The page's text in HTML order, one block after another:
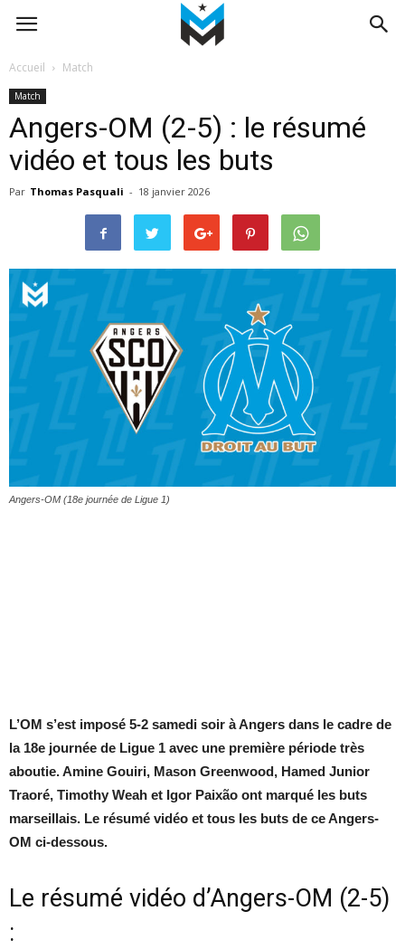
Accueil Match
Match
Angers-OM (2-5) : le résumé
vidéo et tous les buts
Par Thomas Pasquali - 18 janvier 2026
Angers-OM (18e journée de Ligue 1)
L’OM s’est imposé 5-2 samedi soir à Angers dans le cadre de
la 18e journée de Ligue 1 avec une première période très
aboutie. Amine Gouiri, Mason Greenwood, Hamed Junior
Traoré, Timothy Weah et Igor Paixão ont marqué les buts
marseillais. Le résumé vidéo et tous les buts de ce Angers-
OM ci-dessous.
Le résumé vidéo d’Angers-OM (2-5)
: